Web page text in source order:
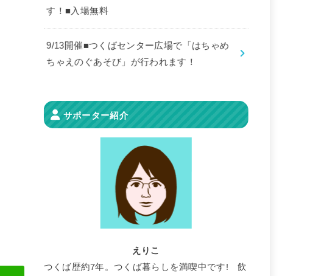
す！■入場無料
9/13開催■つくばセンター広場で「はちゃめ
ちゃえのぐあそび」が行われます！
サポーター紹介
えりこ
つくば歴約7年。つくば暮らしを満喫中です! 飲